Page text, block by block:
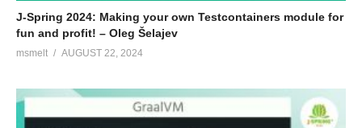
J-Spring 2024: Making your own Testcontainers module for
fun and profit! – Oleg Šelajev
msmelt AUGUST 22, 2024